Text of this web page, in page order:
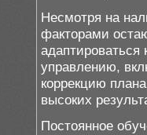
Несмотря на
факторами
управлению,
коррекцию
высоких
Постоянное